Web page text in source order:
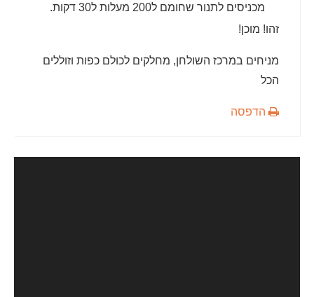
מכניסים לתנור שחומם ל200 מעלות ל30 דקות.
זהו! מוכן!
מניחים במרכז השולחן, מחלקים לכולם כפות וזוללים
הכל
הדפסה